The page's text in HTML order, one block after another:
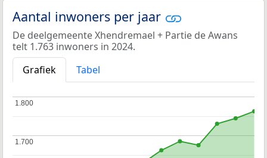
Aantal inwoners per jaar
De deelgemeente Xhendremael + Partie de Awans
telt 1.763 inwoners in 2024.
Grafiek
Tabel
1.700
1.700
1.800
1.800